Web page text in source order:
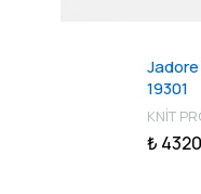
19301
KNİT
₺